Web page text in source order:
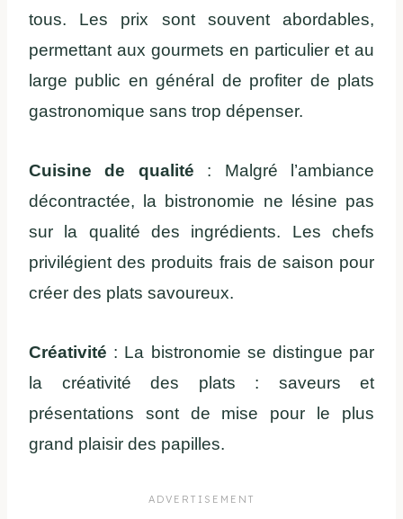
tous. Les prix sont souvent abordables,
permettant aux gourmets en particulier et au
large public en général de profiter de plats
gastronomique sans trop dépenser.
Cuisine de qualité : Malgré l’ambiance
décontractée, la bistronomie ne lésine pas
sur la qualité des ingrédients. Les chefs
privilégient des produits frais de saison pour
créer des plats savoureux.
Créativité : La bistronomie se distingue par
la créativité des plats : saveurs et
présentations sont de mise pour le plus
grand plaisir des papilles.